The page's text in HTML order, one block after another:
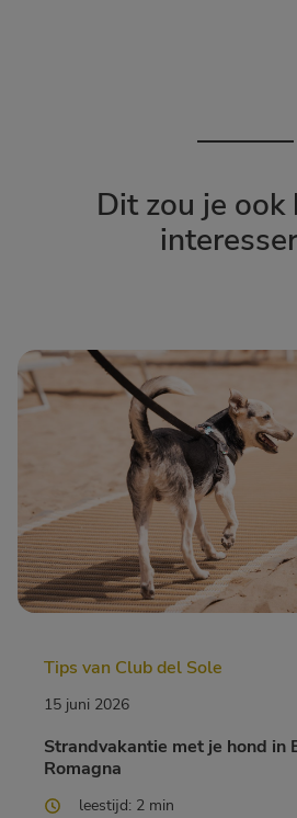
Dit zou je ook
Tips van Club del Sole
15 juni 2026
Strandvakantie met je hond in
Romagna
leestijd: 2 min